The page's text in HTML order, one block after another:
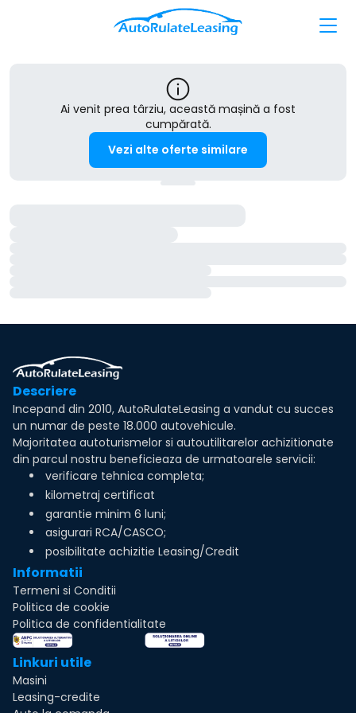
Ai venit prea târziu, această mașină a fost
cumpărată.
Vezi alte oferte similare
Descriere
Incepand din 2010, AutoRulateLeasing a vandut cu succes
un numar de peste 18.000 autovehicule.
Majoritatea autoturismelor si autoutilitarelor achizitionate
din parcul nostru beneficieaza de urmatoarele servicii:
verificare tehnica completa;
kilometraj certificat
garantie minim 6 luni;
asigurari RCA/CASCO;
posibilitate achizitie Leasing/Credit
Informatii
Termeni si Conditii
Politica de cookie
Politica de confidentialitate
Linkuri utile
Masini
Leasing-credite